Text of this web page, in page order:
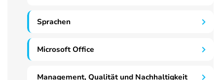
Sprachen
Microsoft Office
Management, Qualität und Nachhaltigkeit